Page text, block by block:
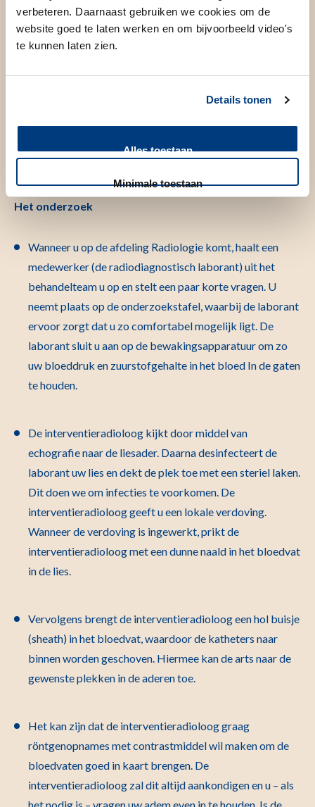
verbeteren. Daarnaast gebruiken we cookies om de
website goed te laten werken en om bijvoorbeeld video's
te kunnen laten zien.
Details tonen
Alles toestaan
Minimale toestaan
Voorbereiding op de verpleegafdeling
Een verpleegkundige ontvangt u op de verpleegafdeling en
opname gaat gebeuren. Uiteraard kunt u altijd bij de
verpleegkundige terecht met uw vragen. Op de
wordt uw bloeddruk, pols en temperatuur gemeten. Daarna
Het onderzoek
Wanneer u op de afdeling Radiologie komt, haalt een
medewerker (de radiodiagnostisch laborant) uit het
behandelteam u op en stelt een paar korte vragen. U
neemt plaats op de onderzoekstafel, waarbij de laborant
ervoor zorgt dat u zo comfortabel mogelijk ligt. De
laborant sluit u aan op de bewakingsapparatuur om zo
uw bloeddruk en zuurstofgehalte in het bloed In de gaten
te houden.
De interventieradioloog kijkt door middel van
echografie naar de liesader. Daarna desinfecteert de
laborant uw lies en dekt de plek toe met een steriel laken.
Dit doen we om infecties te voorkomen. De
interventieradioloog geeft u een lokale verdoving.
Wanneer de verdoving is ingewerkt, prikt de
interventieradioloog met een dunne naald in het bloedvat
in de lies.
Vervolgens brengt de interventieradioloog een hol buisje
(sheath) in het bloedvat, waardoor de katheters naar
binnen worden geschoven. Hiermee kan de arts naar de
gewenste plekken in de aderen toe.
Het kan zijn dat de interventieradioloog graag
röntgenopnames met contrastmiddel wil maken om de
bloedvaten goed in kaart brengen. De
interventieradioloog zal dit altijd aankondigen en u – als